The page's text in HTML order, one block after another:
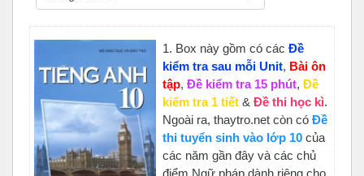
1. Box này gồm có các Đề
kiểm tra sau mỗi Unit, Bài ôn
tập, Đề kiểm tra 15 phút, Đề
kiểm tra 1 tiết & Đề thi học kì.
Ngoài ra, thaytro.net còn có Đề
thi tuyển sinh vào lớp 10của
các năm gần đây và các chủ
điểm Ngữ pháp dành riêng cho